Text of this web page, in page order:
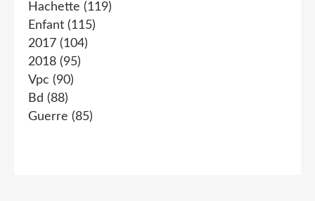
Hachette (119)
Enfant (115)
2017 (104)
2018 (95)
Vpc (90)
Bd (88)
Guerre (85)